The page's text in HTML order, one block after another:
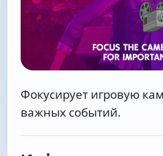
Фокусирует игровую
важных событий.